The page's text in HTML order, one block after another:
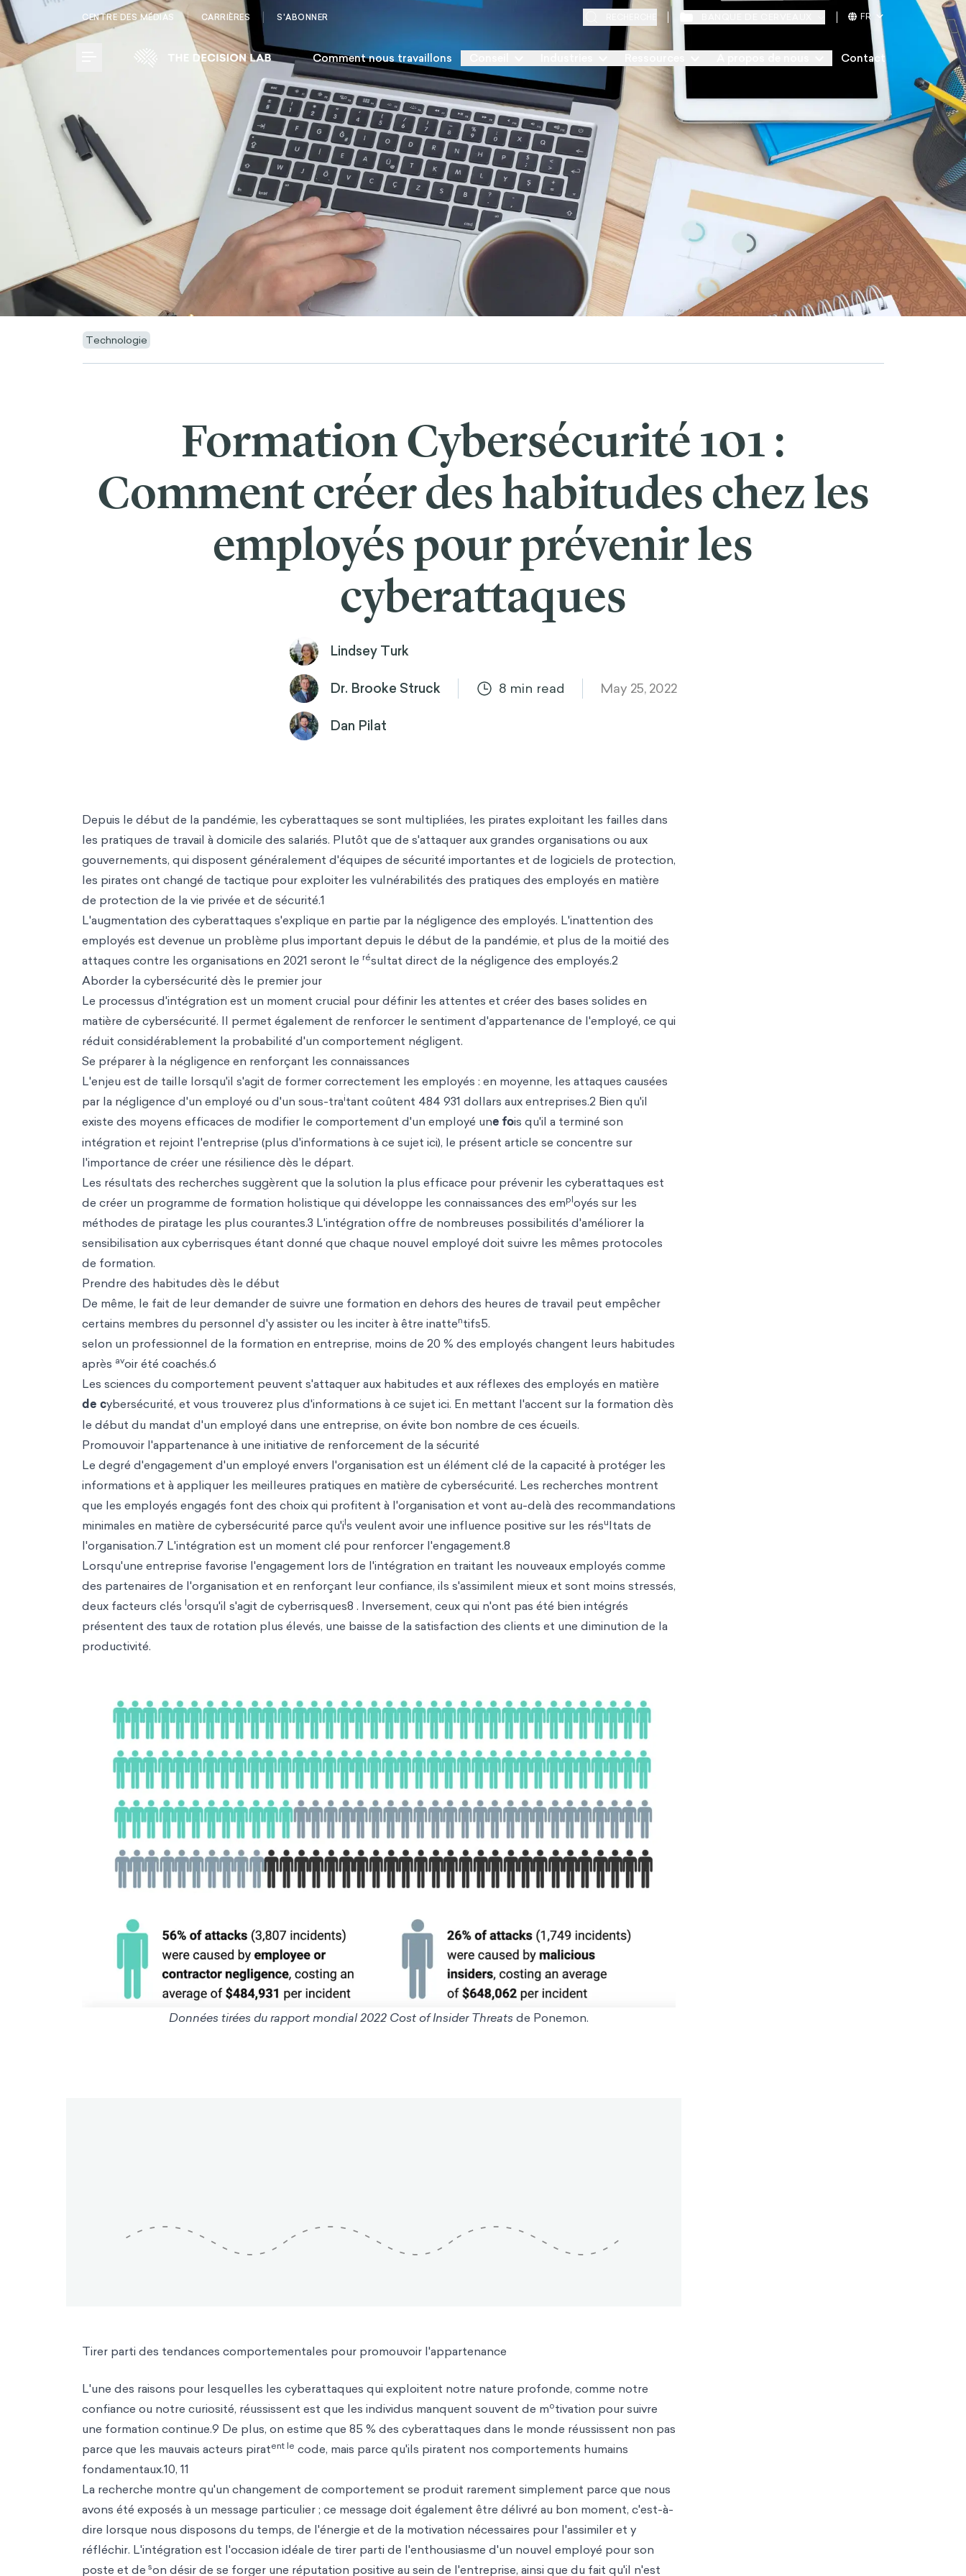
CENTRE DES MÉDIAS CARRIÈRES S'ABONNER FR
Toggle Menu Comment nous travaillons Contact
Technologie
Formation Cybersécurité 101 :
Comment créer des habitudes chez les
employés pour prévenir les
cyberattaques
Lindsey Turk
Dr. Brooke Struck
Dan Pilat
8 min read May 25, 2022
Depuis le début de la pandémie, les cyberattaques se sont multipliées, les pirates exploitant les failles dans
les pratiques de travail à domicile des salariés. Plutôt que de s'attaquer aux grandes organisations ou aux
gouvernements, qui disposent généralement d'équipes de sécurité importantes et de logiciels de protection,
les pirates ont changé de tactique pour exploiterles vulnérabilités des pratiques des employés en matière
de protection de la vie privée et de sécurité.1
L'augmentation des cyberattaques s'explique en partie par la négligence des employés. L'inattention des
employés est devenue un problème plus important depuis le début de la pandémie, et plus de la moitié des
attaques contre les organisations en 2021 seront le résultat direct de la négligence des employés.2
Aborder la cybersécurité dès le premier jour
Le processus d'intégration est un moment crucial pour définir les attentes et créer des bases solides en
matière de cybersécurité. Il permet également de renforcer le sentiment d'appartenance de l'employé, ce qui
réduit considérablement la probabilité d'un comportement négligent.
Se préparer à la négligence en renforçant les connaissances
L'enjeu est de taille lorsqu'il s'agit de former correctement les employés : en moyenne, les attaques causées
par la négligence d'un employé ou d'un sous-traitant coûtent 484 931 dollars aux entreprises.2 Bien qu'il
existe des moyens efficaces de modifier le comportement d'un employé une fois qu'il a terminé son
intégration et rejoint l'entreprise (plus d'informations à ce sujet ici), le présent article se concentre sur
l'importance de créer une résilience dès le départ.
Les résultats des recherches suggèrent que la solution la plus efficace pour prévenir les cyberattaques est
de créer un programme de formation holistique qui développe les connaissances des employés sur les
méthodes de piratage les plus courantes.3 L'intégration offre de nombreuses possibilités d'améliorer la
sensibilisation aux cyberrisques étant donné que chaque nouvel employé doit suivre les mêmes protocoles
de formation.
Prendre des habitudes dès le début
De même, le fait de leur demander de suivre une formation en dehors des heures de travail peut empêcher
certains membres du personnel d'y assister ou les inciter à être inattentifs5.
selon un professionnel de la formation en entreprise, moins de 20 % des employés changent leurs habitudes
après avoir été coachés.6
Les sciences du comportement peuvent s'attaquer aux habitudes et aux réflexes des employés en matière
de cybersécurité, et vous trouverez plus d'informations à ce sujet ici. En mettant l'accent sur la formation dès
le début du mandat d'un employé dans une entreprise, on évite bon nombre de ces écueils.
Promouvoir l'appartenance à une initiative de renforcement de la sécurité
Le degré d'engagement d'un employé envers l'organisation est un élément clé de la capacité à protéger les
informations et à appliquer les meilleures pratiques en matière de cybersécurité. Les recherches montrent
que les employés engagés font des choix qui profitent à l'organisation et vont au-delà des recommandations
minimales en matière de cybersécurité parce qu'ils veulent avoir une influence positive sur les résultats de
l'organisation.7 L'intégration est un moment clé pour renforcer l'engagement.8
Lorsqu'une entreprise favorise l'engagement lors de l'intégration en traitant les nouveaux employés comme
des partenaires de l'organisation et en renforçant leur confiance, ils s'assimilent mieux et sont moins stressés,
deux facteurs clés lorsqu'il s'agit de cyberrisques8 . Inversement, ceux qui n'ont pas été bien intégrés
présentent des taux de rotation plus élevés, une baisse de la satisfaction des clients et une diminution de la
productivité.
Données tirées du rapport mondial 2022 Cost of Insider Threats de Ponemon.
Tirer parti des tendances comportementales pour promouvoir l'appartenance
L'une des raisons pour lesquelles les cyberattaques qui exploitent notre nature profonde, comme notre
confiance ou notre curiosité, réussissent est que les individus manquent souvent de motivation pour suivre
une formation continue.9 De plus, on estime que 85 % des cyberattaques dans le monde réussissent non pas
parce que les mauvais acteurs piratent le code, mais parce qu'ils piratent nos comportements humains
fondamentaux.10, 11
La recherche montre qu'un changement de comportement se produit rarement simplement parce que nous
avons été exposés à un message particulier ; ce message doit également être délivré au bon moment, c'est-à-
dire lorsque nous disposons du temps, de l'énergie et de la motivation nécessaires pour l'assimiler et y
réfléchir. L'intégration est l'occasion idéale de tirer parti de l'enthousiasme d'un nouvel employé pour son
poste et de son désir de se forger une réputation positive au sein de l'entreprise, ainsi que du fait qu'il n'est